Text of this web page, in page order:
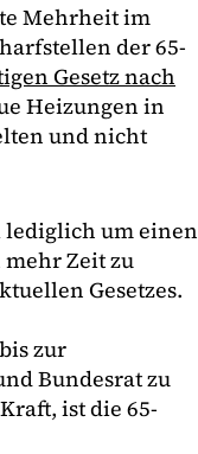
Mehrheit im
der 65-
Gesetz nach
Heizungen in
und nicht
lediglich um einen
Zeit zu
Gesetzes.
zur
Bundesrat zu
ist die 65-